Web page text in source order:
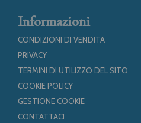
Informazioni
CONDIZIONI DI VENDITA
PRIVACY
TERMINI DI UTILIZZO DEL SITO
COOKIE POLICY
GESTIONE COOKIE
CONTATTACI